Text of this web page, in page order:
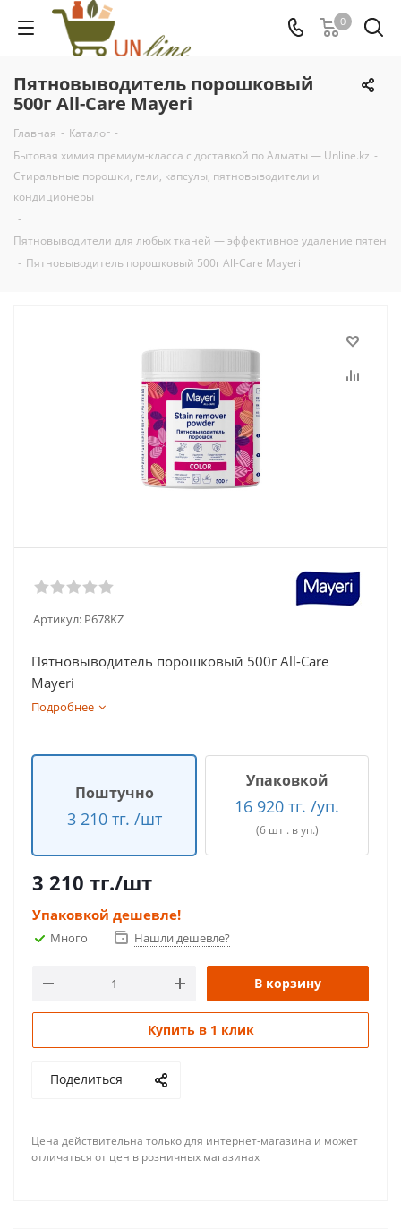
0
Пятновыводитель порошковый
500г All-Care Mayeri
Главная - Каталог -
Бытовая химия премиум-класса с доставкой по Алматы — Unline.kz -
Стиральные порошки, гели, капсулы, пятновыводители и
кондиционеры
-
Пятновыводители для любых тканей — эффективное удаление пятен
- Пятновыводитель порошковый 500г All-Care Mayeri
Артикул: P678KZ
Пятновыводитель порошковый 500г All-Care
Mayeri
Подробнее
Поштучно
3 210 тг. /шт
Упаковкой
16 920 тг. /уп.
(6 шт . в уп.)
3 210 тг./шт
Упаковкой дешевле!
Много Нашли дешевле?
В корзину
Купить в 1 клик
Поделиться
Цена действительна только для интернет-магазина и может
отличаться от цен в розничных магазинах